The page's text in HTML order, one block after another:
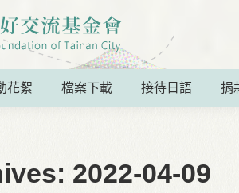
花絮 檔案下載 接待日語 捐
2022-04-09